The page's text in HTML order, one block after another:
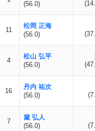
(56.0)
11
松岡 正海
(56.0)
4
松山 弘平
(56.0)
16
丹内 祐次
(56.0)
7
黛 弘人
(56.0)